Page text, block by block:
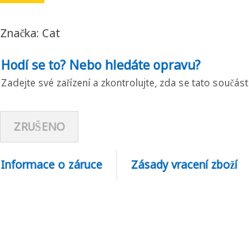
Značka: Cat
Hodí se to? Nebo hledáte opravu?
Zadejte své zařízení a zkontrolujte, zda se tato
ZRUŠENO
Informace o záruce Zásady vracení zboží